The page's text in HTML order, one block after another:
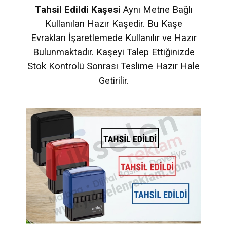
Tahsil Edildi Kaşesi Aynı Metne Bağlı
Kullanılan Hazır Kaşedir. Bu Kaşe
Evrakları İşaretlemede Kullanılır ve Hazır
Bulunmaktadır. Kaşeyi Talep Ettiğinizde
Stok Kontrolü Sonrası Teslime Hazır Hale
Getirilir.